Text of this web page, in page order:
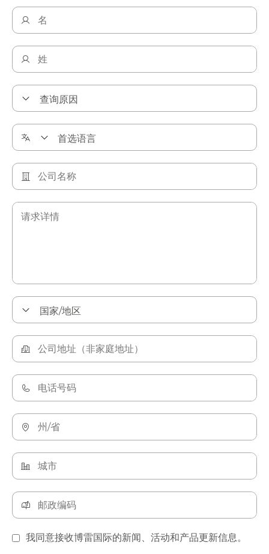
我同意接收博雷国际的新闻、活动和产品更新信息。